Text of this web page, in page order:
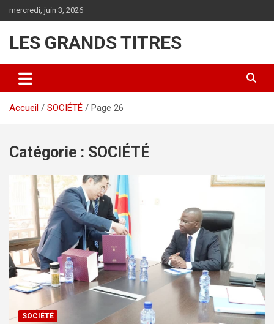
au
mercredi, juin 3, 2026
LES GRANDS TITRES
Accueil SOCIÉTÉ Page 26
Catégorie : SOCIÉTÉ
SOCIÉTÉ